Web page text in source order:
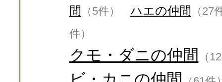
間 （5件） ハエの仲間
（27
件）
クモ・ダニの仲間 （